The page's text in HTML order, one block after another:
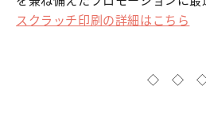
スクラッチ印刷の詳細はこちら
◇ ◇